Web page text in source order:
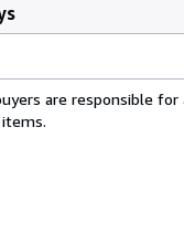
are responsible for